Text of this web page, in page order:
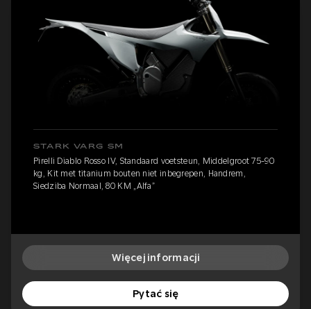
STARK VARG SM
Pirelli Diablo Rosso IV, Standaard voetsteun, Middelgroot 75-90
kg, Kit met titanium bouten niet inbegrepen, Handrem,
Siedziba Normaal, 80 KM „Alfa”
Więcej informacji
Pytać się